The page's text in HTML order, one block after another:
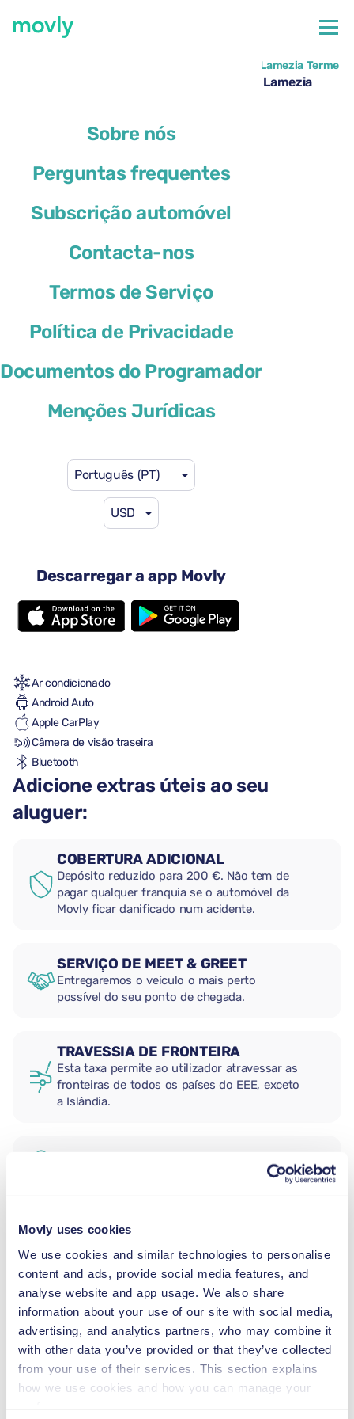
Movly uses cookies
We use cookies and similar technologies to personalise
content and ads, provide social media features, and
analyse website and app usage. We also share
information about your use of our site with social media,
advertising, and analytics partners, who may combine it
with other data you’ve provided or that they’ve collected
from your use of their services. This section explains
how we use cookies and how you can manage your
Sobre nós
Perguntas frequentes
Subscrição automóvel
Contacta-nos
Termos de Serviço
Política de Privacidade
Documentos do Programador
Menções Jurídicas
Português (PT)
USD
Descarregar a app Movly
Todos os carros disponíveis no Aeroporto de Lamezia Terme
Aluguer de Kia Sportage no Aeroporto de Lamezia
Kia Sportage
Transmissão automática
5 lugares
3 malas grandes
Ar condicionado
Android Auto
Apple CarPlay
Câmera de visão traseira
Bluetooth
Adicione extras úteis ao seu
aluguer:
COBERTURA ADICIONAL
Depósito reduzido para 200 €. Não tem de
pagar qualquer franquia se o automóvel da
Movly ficar danificado num acidente.
SERVIÇO DE MEET & GREET
Entregaremos o veículo o mais perto
possível do seu ponto de chegada.
TRAVESSIA DE FRONTEIRA
Esta taxa permite ao utilizador atravessar as
fronteiras de todos os países do EEE, exceto
a Islândia.
CADEIRA AUTO PARA RECÉM-
2,5–13 kg
CADEIRA AUTO PARA CRIANÇAS
PEQUENAS
9–18 kg